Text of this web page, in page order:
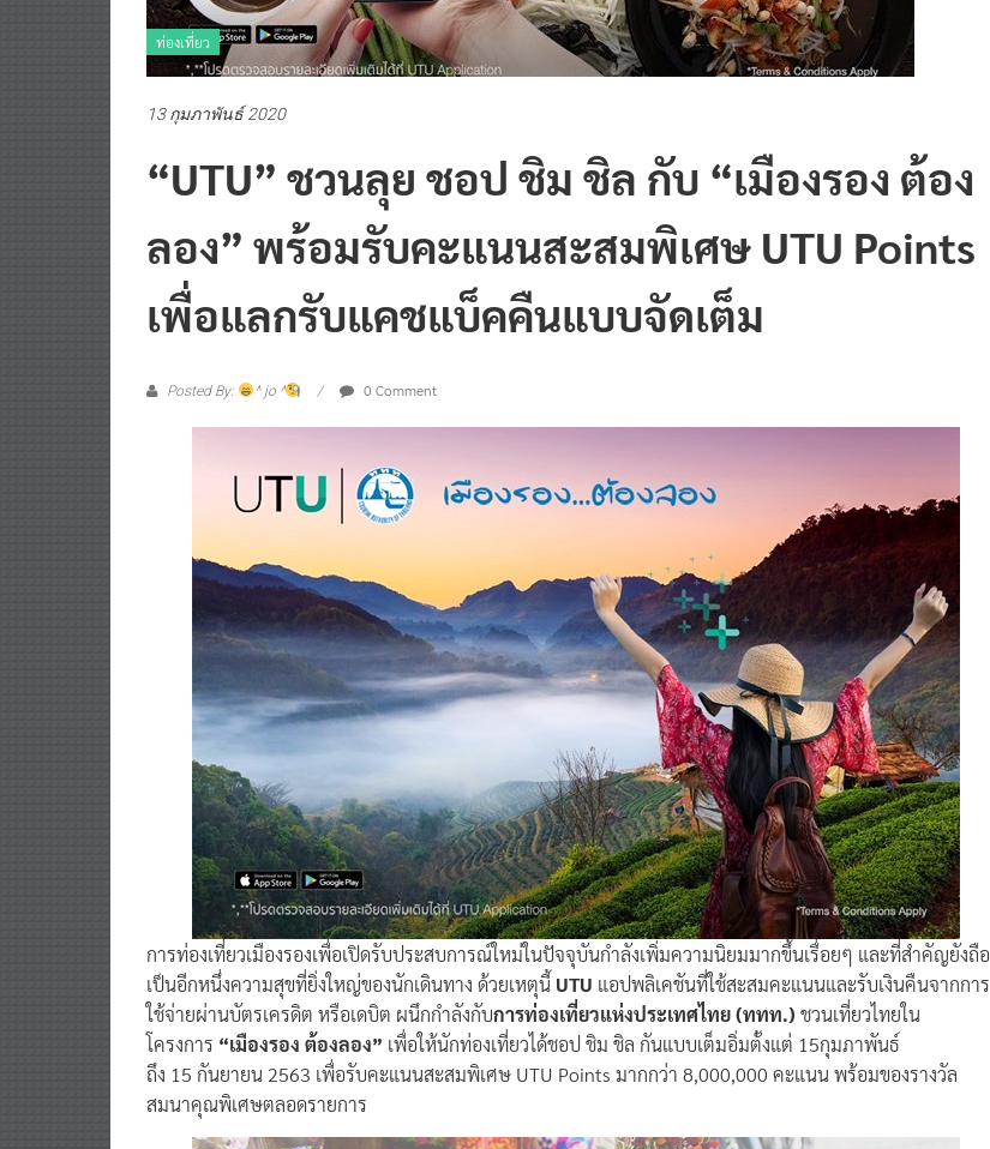
ท่องเที่ยว
13 กุมภาพันธ์ 2020
“UTU” ชวนลุย ชอป ชิม ชิล กับ “เมืองรอง ต้อง
ลอง” พร้อมรับคะแนนสะสมพิเศษ UTU Points
เพื่อแลกรับแคชแบ็คคืนแบบจัดเต็ม
Posted By: ^ jo ^ 0 Comment
การท่องเที่ยวเมืองรองเพื่อเปิดรับประสบการณ์ใหม่ในปัจจุบันกำลังเพิ่มความนิยมมากขึ้นเรื่อยๆ และที่สำคัญยังถือ
เป็นอีกหนึ่งความสุขที่ยิ่งใหญ่ของนักเดินทาง ด้วยเหตุนี้ UTU แอปพลิเคชันที่ใช้สะสมคะแนนและรับเงินคืนจากการ
ใช้จ่ายผ่านบัตรเครดิต หรือเดบิต ผนึกกำลังกับการท่องเที่ยวแห่งประเทศไทย (ททท.) ชวนเที่ยวไทยใน
โครงการ “เมืองรอง ต้องลอง” เพื่อให้นักท่องเที่ยวได้ชอป ชิม ชิล กันแบบเต็มอิ่มตั้งแต่ 15กุมภาพันธ์
ถึง 15 กันยายน 2563 เพื่อรับคะแนนสะสมพิเศษ UTU Points มากกว่า 8,000,000 คะแนน พร้อมของรางวัล
สมนาคุณพิเศษตลอดรายการ